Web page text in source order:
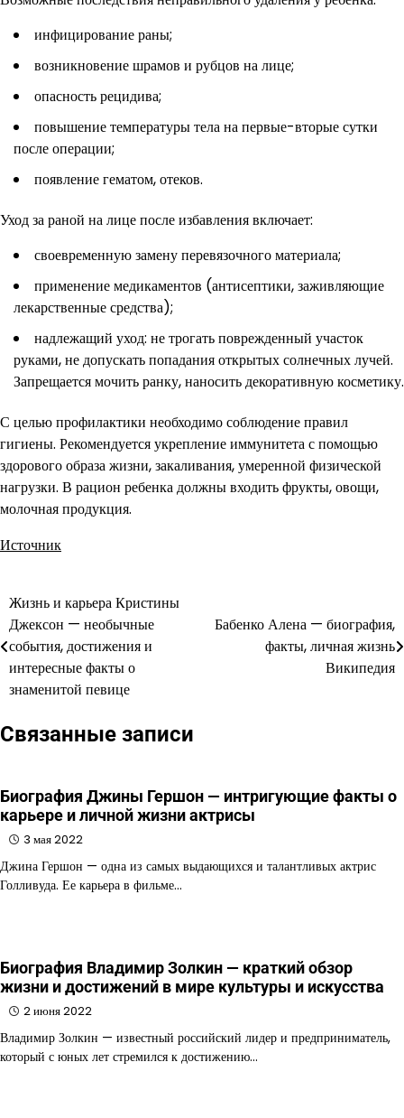
инфицирование раны;
возникновение шрамов и рубцов на лице;
опасность рецидива;
повышение температуры тела на первые-вторые сутки
после операции;
появление гематом, отеков.
Уход за раной на лице после избавления включает:
своевременную замену перевязочного материала;
применение медикаментов (антисептики, заживляющие
лекарственные средства);
надлежащий уход: не трогать поврежденный участок
руками, не допускать попадания открытых солнечных лучей.
Запрещается мочить ранку, наносить декоративную косметику.
С целью профилактики необходимо соблюдение правил
гигиены. Рекомендуется укрепление иммунитета с помощью
здорового образа жизни, закаливания, умеренной физической
нагрузки. В рацион ребенка должны входить фрукты, овощи,
молочная продукция.
Источник
Навигация
по
записям
Жизнь и карьера Кристины
Джексон — необычные
события, достижения и
интересные факты о
знаменитой певице
Бабенко Алена — биография,
факты, личная жизнь
Википедия
Связанные записи
Биография Джины Гершон — интригующие факты о
карьере и личной жизни актрисы
3 мая 2022
Джина Гершон — одна из самых выдающихся и талантливых актрис
Голливуда. Ее карьера в фильме…
Биография Владимир Золкин — краткий обзор
жизни и достижений в мире культуры и искусства
2 июня 2022
Владимир Золкин — известный российский лидер и предприниматель,
который с юных лет стремился к достижению…